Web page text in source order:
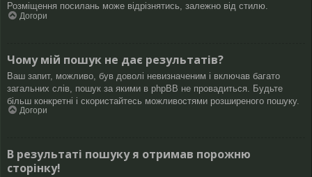
Розміщення посилань може відрізнятись, залежно від стилю.
Догори
Чому мій пошук не дає результатів?
Ваш запит, можливо, був доволі невизначеним і включав багато
загальних слів, пошук за якими в phpBB не провадиться. Будьте
більш конкретні і скористайтесь можливостями розширеного пошуку.
Догори
В результаті пошуку я отримав порожню
сторінку!